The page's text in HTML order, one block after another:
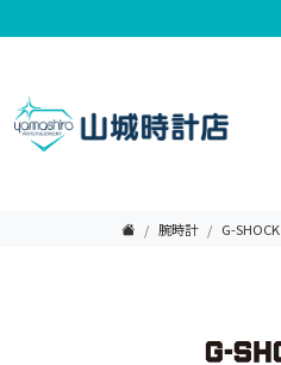
腕時計 G-SHOCK